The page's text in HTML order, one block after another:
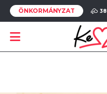
ÖNKORMÁNYZAT 38